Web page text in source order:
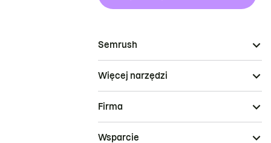
Semrush
Więcej narzędzi
Firma
Wsparcie